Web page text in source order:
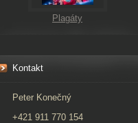
Plagáty
Kontakt
Peter Konečný
+421 911 770 154